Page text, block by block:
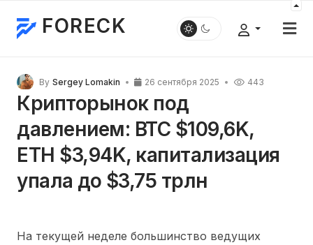
FORECK
By Sergey Lomakin 26 сентября 2025 443
Крипторынок под
давлением: BTC $109,6K,
ETH $3,94K, капитализация
упала до $3,75 трлн
На текущей неделе большинство ведущих